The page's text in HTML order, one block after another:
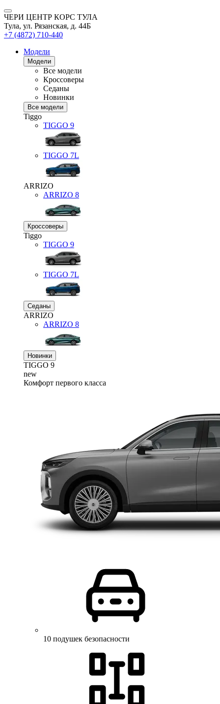
ЧЕРИ ЦЕНТР КОРС ТУЛА
Тула, ул. Рязанская, д. 44Б
+7 (4872) 710-440
Модели
Модели
Все модели
Кроссоверы
Седаны
Новинки
Все модели
Tiggo
TIGGO 9
TIGGO 7L
ARRIZO
ARRIZO 8
Кроссоверы
Tiggo
TIGGO 9
TIGGO 7L
Седаны
ARRIZO
ARRIZO 8
Новинки
TIGGO 9
new
Комфорт первого класса
10 подушек безопасности